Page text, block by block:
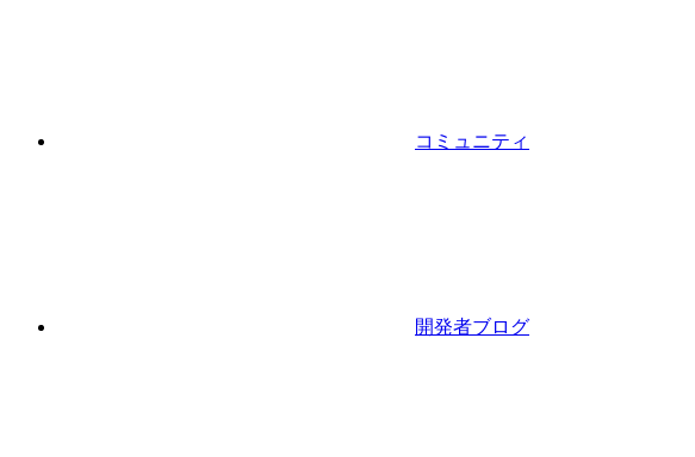
コミュニティ
開発者ブログ